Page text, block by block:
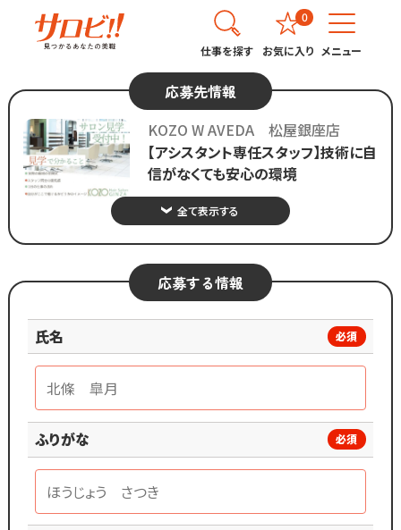
仕事を探す お気に入り
0
メニュー
応募先情報
KOZO W AVEDA 松屋銀座店
【アシスタント専任スタッフ】技術に自
信がなくても安心の環境
全て表示する
応募する情報
氏名 必須
ふりがな 必須